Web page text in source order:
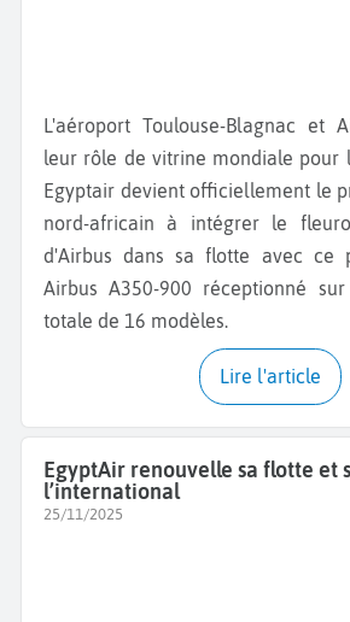
L'aéroport Toulouse-Blagnac et Airbus confirment
leur rôle de vitrine mondiale pour
Egyptair devient officiellement le
nord-africain à intégrer le
d'Airbus dans sa flotte avec ce
Airbus A350-900 réceptionné
totale de 16 modèles.
Lire l'article
EgyptAir renouvelle sa flotte et
l’international
25/11/2025